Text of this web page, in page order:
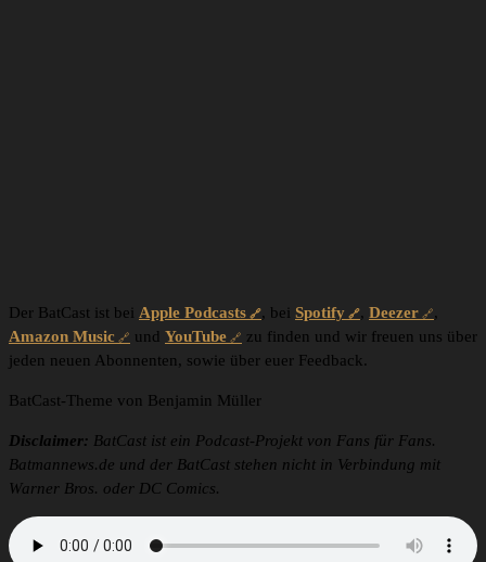
Der BatCast ist bei Apple Podcasts , bei Spotify , Deezer
,
Amazon Music
und YouTube
zu finden und wir freuen uns über
jeden neuen Abonnenten, sowie über euer Feedback.
BatCast-Theme von Benjamin Müller
Disclaimer: BatCast ist ein Podcast-Projekt von Fans für Fans.
Batmannews.de und der BatCast stehen nicht in Verbindung mit
Warner Bros. oder DC Comics.